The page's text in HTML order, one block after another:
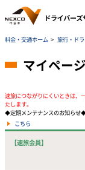
料金・交通ホーム > 旅行・ド
マイページ
速旅につながりにくいときは、
たします。
◆定期メンテナンスのお知ら
こちら
【速旅会員】